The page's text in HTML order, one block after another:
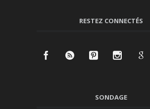
RESTEZ CONNECTÉS
SONDAGE